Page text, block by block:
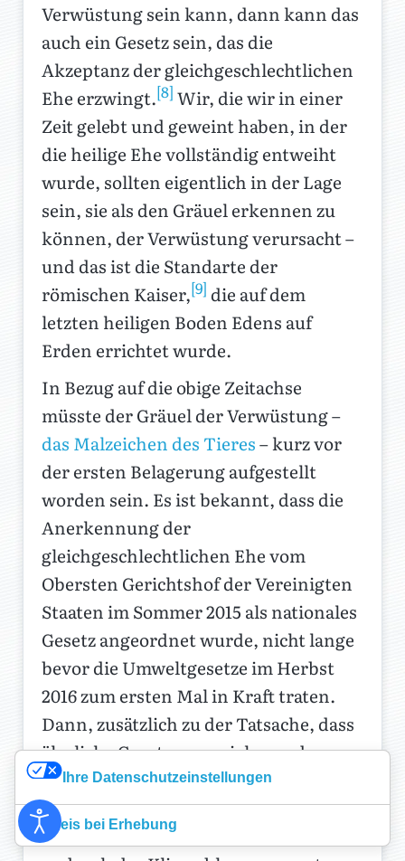
Verwüstung sein kann, dann kann das
auch ein Gesetz sein, das die
Akzeptanz der gleichgeschlechtlichen
Ehe erzwingt.[8] Wir, die wir in einer
Zeit gelebt und geweint haben, in der
die heilige Ehe vollständig entweiht
wurde, sollten eigentlich in der Lage
sein, sie als den Gräuel erkennen zu
können, der Verwüstung verursacht –
und das ist die Standarte der
römischen Kaiser,[9] die auf dem
letzten heiligen Boden Edens auf
Erden errichtet wurde.
In Bezug auf die obige Zeitachse
müsste der Gräuel der Verwüstung –
das Malzeichen des Tieres– kurz vor
der ersten Belagerung aufgestellt
worden sein. Es ist bekannt, dass die
Anerkennung der
gleichgeschlechtlichen Ehe vom
Obersten Gerichtshof der Vereinigten
Staaten im Sommer 2015 als nationales
Gesetz angeordnet wurde, nicht lange
bevor die Umweltgesetze im Herbst
2016 zum ersten Mal in Kraft traten.
Dann, zusätzlich zu der Tatsache, dass
ähnliche Gesetze von vielen anderen
Nationen sowohl vor als auch nach der
Entscheidung des Obersten US-
Gerichtshofs erlassen wurden, wurde
Ihre Datenschutzeinstellungen
Hinweis bei Erhebung